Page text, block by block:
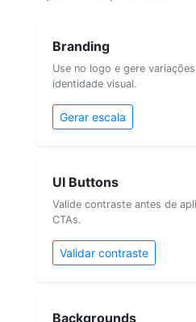
Branding
Use no logo e gere
identidade visual.
Gerar escala
UI Buttons
Valide contraste antes de
CTAs.
Validar contraste
Backgrounds